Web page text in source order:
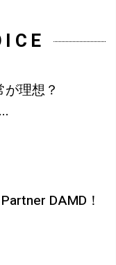
が理想？
DAMD！